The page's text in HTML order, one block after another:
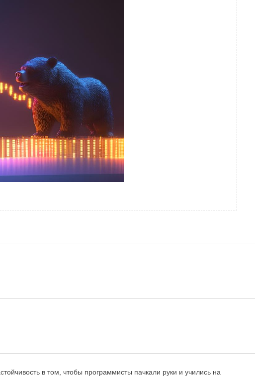
в том, чтобы программисты пачкали руки и учились на